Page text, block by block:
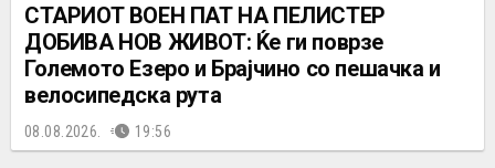
СТАРИОТ ВОЕН ПАТ НА ПЕЛИСТЕР
ДОБИВА НОВ ЖИВОТ: Ќе ги поврзе
Големото Езеро и Брајчино со пешачка и
велосипедска рута
08.08.2026. 19:56